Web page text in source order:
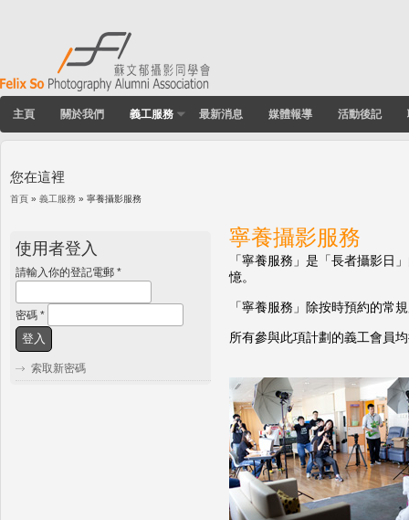
主頁 關於我們 義工服務 最新消息 媒體報導 活動後記
您在這裡
首頁 » 義工服務 » 寧養攝影服務
寧養攝影服務
「寧養服務」是「長者攝影日
憶。
「寧養服務」除按時預約的常
所有參與此項計劃的義工會員
使用者登入
請輸入你的登記電郵 *
密碼 *
索取新密碼